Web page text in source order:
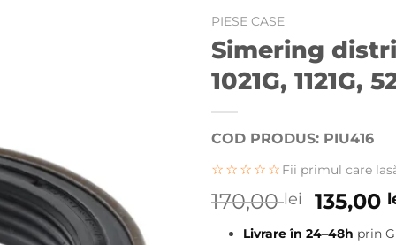
PIESE CASE
Simering
1021G, 1121G,
COD PRODUS: PIU416
☆☆☆☆☆ Fii primul care
170,00lei
Prețul
135,00
Livrare în 24–48h prin